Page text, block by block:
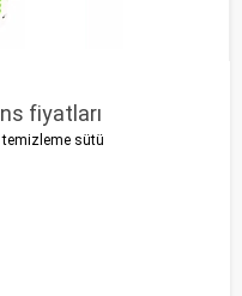
fiyatları
temizleme sütü